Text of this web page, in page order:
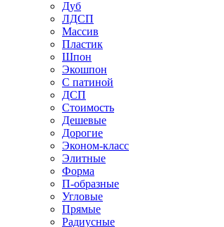
Дуб
ЛДСП
Массив
Пластик
Шпон
Экошпон
С патиной
ДСП
Стоимость
Дешевые
Дорогие
Эконом-класс
Элитные
Форма
П-образные
Угловые
Прямые
Радиусные